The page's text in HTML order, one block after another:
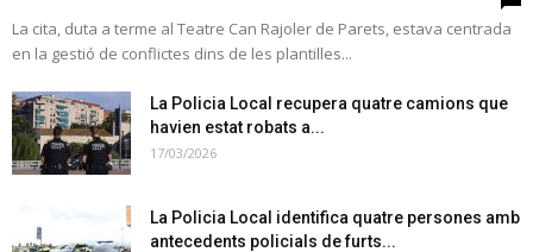
La cita, duta a terme al Teatre Can Rajoler de Parets, estava centrada
en la gestió de conflictes dins de les plantilles...
La Policia Local recupera quatre camions que
havien estat robats a...
17/03/2026
La Policia Local identifica quatre persones amb
antecedents policials de furts...